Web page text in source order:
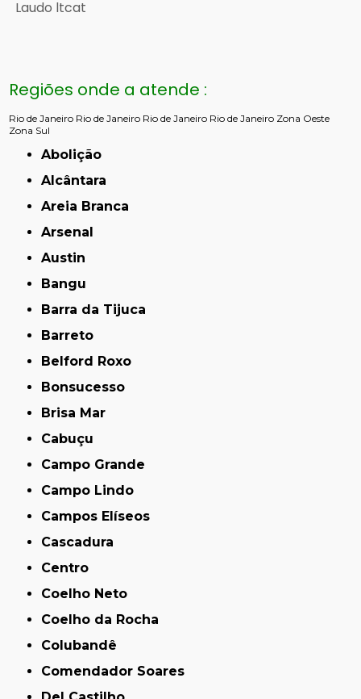
Laudo ltcat
Regiões onde a atende :
Rio de Janeiro Rio de Janeiro Rio de Janeiro Rio de Janeiro Zona Oeste
Zona Sul
Abolição
Alcântara
Areia Branca
Arsenal
Austin
Bangu
Barra da Tijuca
Barreto
Belford Roxo
Bonsucesso
Brisa Mar
Cabuçu
Campo Grande
Campo Lindo
Campos Elíseos
Cascadura
Centro
Coelho Neto
Coelho da Rocha
Colubandê
Comendador Soares